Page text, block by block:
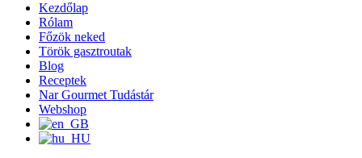
Kezdőlap
Rólam
Főzök neked
Török gasztroutak
Blog
Receptek
Nar Gourmet Tudástár
Webshop